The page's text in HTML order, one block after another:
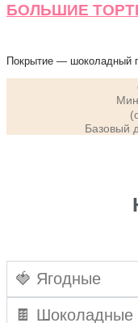
БОЛЬШИЕ
Покрытие — шоколадный
Базовый
🍓 Ягодные
🍫 Шоколадные